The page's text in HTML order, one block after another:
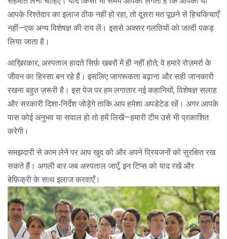
आपके रिश्तेदार का इलाज ठीक नहीं हो रहा, तो दूसरा मत पूछने से हिचकिचाएँ
नहीं—एक अन्य विशेषज्ञ की राय लें। इससे अक्सर गलतियों को जल्दी पकड़
लिया जाता है।
आख़िरकार, अस्पताल हादते सिर्फ़ खबरों में ही नहीं होते; वे हमारे रोज़मर्रा के
जीवन का हिस्सा बन रहे हैं। इसलिए जागरूकता बढ़ाना और सही जानकारी
रखना बहुत ज़रूरी है। इस पेज पर हम लगातार नई कहानियों, विशेषज्ञ सलाह
और सरकारी दिशा‑निर्देश जोड़ेंगे ताकि आप हमेशा अपडेटेड रहें। अगर आपके
पास कोई अनुभव या सवाल हो तो हमें लिखें—हमारी टीम उसे भी प्रकाशित
करेगी।
समझदारी से काम लेने पर आप खुद को और अपने प्रियजनों को सुरक्षित रख
सकते हैं। अगली बार जब अस्पताल जाएँ, इन टिप्स को याद रखें और
बेफ़िक्री के साथ इलाज करवाएँ।